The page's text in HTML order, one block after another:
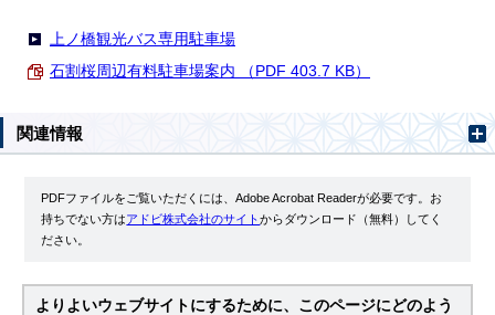
上ノ橋観光バス専用駐車場
石割桜周辺有料駐車場案内 （PDF 403.7 KB）
関連情報
PDFファイルをご覧いただくには、Adobe Acrobat Readerが必要です。お
持ちでない方はアドビ株式会社のサイトからダウンロード（無料）してく
ださい。
よりよいウェブサイトにするために、このページにどのよう